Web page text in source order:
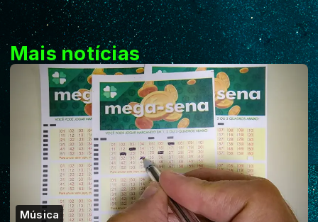
Mais notícias
Música